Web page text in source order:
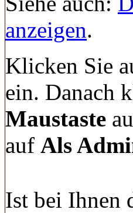
anzeigen.
Klicken Sie
ein. Danach
Maustaste
auf Als
Ist bei Ihnen